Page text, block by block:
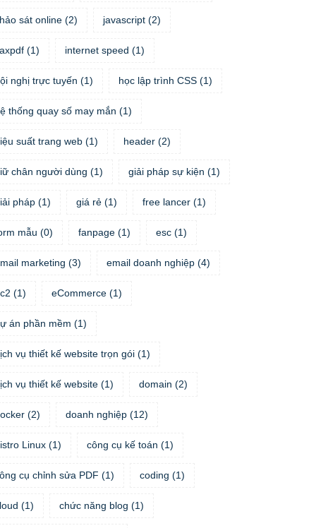
sát online (2) javascript (2)
(1) internet speed (1)
nghị trực tuyến (1) học lập trình CSS (1)
thống quay số may mắn (1)
suất trang web (1) header (2)
chân người dùng (1) giải pháp sự kiện (1)
pháp (1) giá rẻ (1) free lancer (1)
mẫu (0) fanpage (1) esc (1)
marketing (3) email doanh nghiệp (4)
(1) eCommerce (1)
án phần mềm (1)
vụ thiết kế website trọn gói (1)
vụ thiết kế website (1) domain (2)
(2) doanh nghiệp (12)
Linux (1) công cụ kế toán (1)
cụ chỉnh sửa PDF (1) coding (1)
(1) chức năng blog (1)